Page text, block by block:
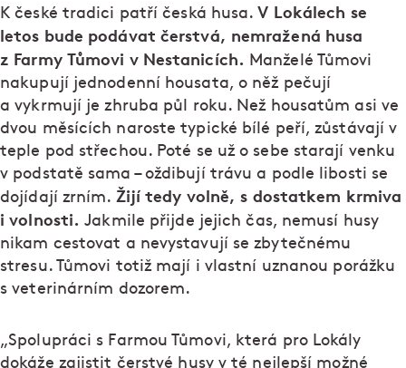
K české tradici patří česká husa.V Lokálech se
letos bude podávat čerstvá, nemražená husa
z Farmy Tůmovi v Nestanicích. Manželé Tůmovi
nakupují jednodenní housata, o něž pečují
a vykrmují je zhruba půl roku. Než housatům asi ve
dvou měsících naroste typické bílé peří, zůstávají v
teple pod střechou. Poté se už o sebe starají venku
v podstatě sama – oždibují trávu a podle libosti se
dojídají zrním. Žijí tedy volně, s dostatkem krmiva
i volnosti.Jakmile přijde jejich čas, nemusí husy
nikam cestovat a nevystavují se zbytečnému
stresu. Tůmovi totiž mají i vlastní uznanou porážku
s veterinárním dozorem.
„Spolupráci s Farmou Tůmovi, která pro Lokály
dokáže zajistit čerstvé husy v té nejlepší možné